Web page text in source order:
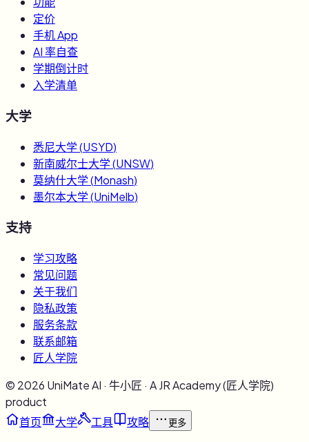
定价
手机 App
AI 率自查
学期倒计时
入学清单
大学
悉尼大学(USYD)
新南威尔士大学(UNSW)
莫纳什大学(Monash)
墨尔本大学(UniMelb)
支持
学习攻略
常见问题
关于我们
隐私政策
服务条款
联系邮箱
匠人学院
© 2026 UniMate AI · 牛小匠 · A JR Academy (匠人学院)
product
首页
大学 工具 攻略 更多